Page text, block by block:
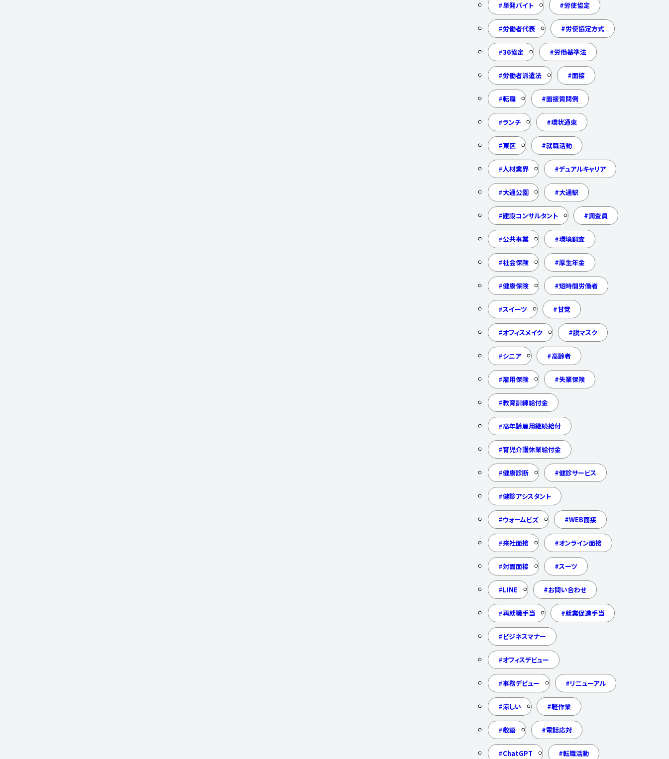
単発バイト 労使協定
労働者代表 労使協定方式
36協定 労働基準法
労働者派遣法 面接
転職 面接質問例
ランチ 環状通東
東区 就職活動
人材業界 デュアルキャリア
大通公園 大通駅
建設コンサルタント 調査員
公共事業 環境調査
社会保険 厚生年金
健康保険 短時間労働者
スイーツ 甘党
オフィスメイク 脱マスク
シニア 高齢者
雇用保険 失業保険
教育訓練給付金
高年齢雇用継続給付
育児介護休業給付金
健康診断 健診サービス
健診アシスタント
ウォームビズ WEB面接
来社面接 オンライン面接
対面面接 スーツ
LINE お問い合わせ
再就職手当 就業促進手当
ビジネスマナー
オフィスデビュー
事務デビュー リニューアル
涼しい 軽作業
敬語 電話応対
ChatGPT 転職活動